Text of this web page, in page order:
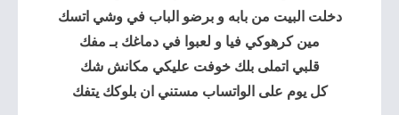
دخلت البيت من بابه و برضو الباب في وشي اتسك
مين كرهوكي فيا و لعبوا في دماغك بـ مفك
قلبي اتملى بلك خوفت عليكي مكانش شك
كل يوم على الواتساب مستني ان بلوكك يتفك